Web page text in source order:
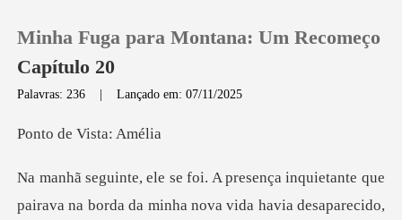
Loja
Minha Fuga para Montana: Um Recomeço
Capítulo 20
Palavras: 236 |Lançado em: 07/11/2025
e Vista
nte que
pairava na borda da minha nova vida havia